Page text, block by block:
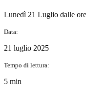
Lunedì 21 Luglio dalle
Data:
21 luglio 2025
Tempo di lettura:
5 min